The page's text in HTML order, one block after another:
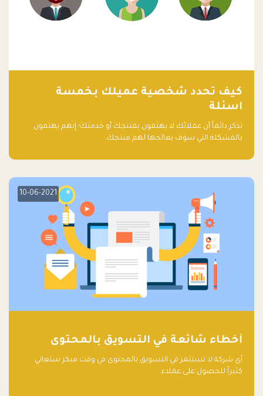
كيف تحدد شخصية عميلك بخمسة
اسئلة
تذكر دائماً أن عملائك لا يهتمون بمنتجك أو خدمتك؛ إنهم يهتمون
بالمشكلة التي سوف يعالجها لهم منتجك.
10-06-2021
أخطاء شائعة في التسويق بالمحتوى
أي شركة لا تستثمر في التسويق بالمحتوى في وقت مبكر ستعاني
كثيراً للحصول على عملاء.